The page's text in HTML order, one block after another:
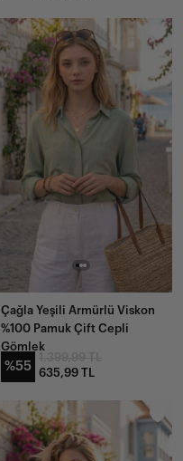
Çağla Yeşili Armürlü Viskon
%100 Pamuk Çift Cepli
Gömlek
%55
635,99 TL